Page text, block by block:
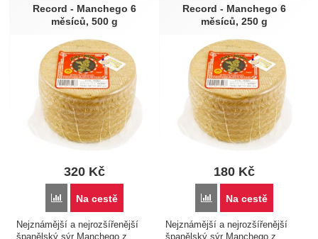
Nebyla přidána žádná recenze.
Record - Manchego 6
měsíců, 500 g
320 Kč
Porovnat
Na cestě
Nejznámější a nejrozšířenější
španělský sýr Manchego z
Record - Manchego 6
měsíců, 250 g
180 Kč
Porovnat
Na cestě
Nejznámější a nejrozšířenější
španělský sýr Manchego z